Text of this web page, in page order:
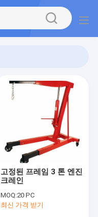
고정된 프레임 3 톤 엔진
크레인
MOQ:20 PC
최신 가격 받기